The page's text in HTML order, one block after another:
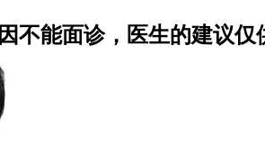
因不能面诊，医生的建议仅